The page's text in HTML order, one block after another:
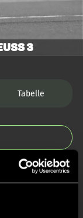
3
Tabelle